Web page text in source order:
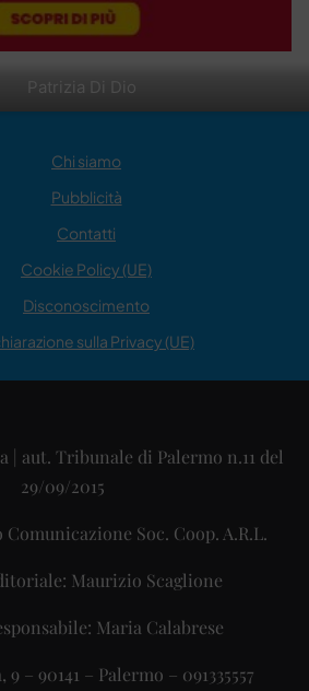
Patrizia Di Dio
Chi siamo
Pubblicità
Contatti
Cookie Policy (UE)
Disconoscimento
sulla Privacy (UE)
aut. Tribunale di Palermo n.11 del
29/09/2015
Soc. Coop. A.R.L.
Maurizio Scaglione
Maria Calabrese
– 90141 – Palermo – 091335557